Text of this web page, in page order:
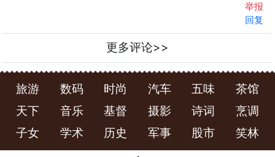
举报
回复
更多评论>>
旅游 数码 时尚 汽车 五味
茶馆
天下
音乐 基督 摄影 诗词
烹调
子女
学术 历史 军事 股市 笑林